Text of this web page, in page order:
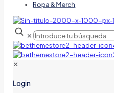
Ropa & Merch
✕
✕
Login